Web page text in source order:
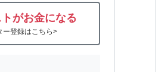
がお金になる
ー登録はこちら>